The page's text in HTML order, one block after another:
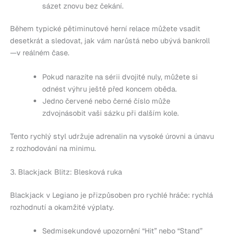
sázet znovu bez čekání.
Během typické pětiminutové herní relace můžete vsadit
desetkrát a sledovat, jak vám narůstá nebo ubývá bankroll
—v reálném čase.
Pokud narazíte na sérii dvojité nuly, můžete si
odnést výhru ještě před koncem oběda.
Jedno červené nebo černé číslo může
zdvojnásobit vaši sázku při dalším kole.
Tento rychlý styl udržuje adrenalin na vysoké úrovni a únavu
z rozhodování na minimu.
3. Blackjack Blitz: Blesková ruka
Blackjack v Legiano je přizpůsoben pro rychlé hráče: rychlá
rozhodnutí a okamžité výplaty.
Sedmisekundové upozornění “Hit” nebo “Stand”